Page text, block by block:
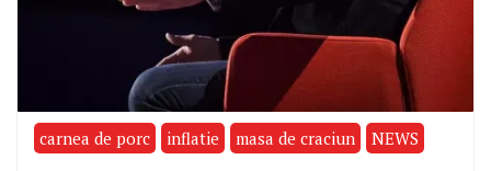
carnea de porc inflatie masa de craciun NEWS